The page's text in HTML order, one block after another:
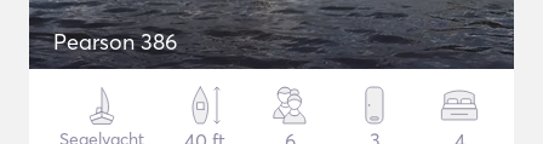
Pearson 386
Segelyacht